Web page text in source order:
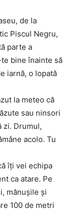
de la
Piscul Negru,
parte a
bine înainte să
iarnă, o lopată
la meteo că
sau ninsori
zi. Drumul,
acolo. Tu
îți vei echipa
ca atare. Pe
mănușile și
100 de metri